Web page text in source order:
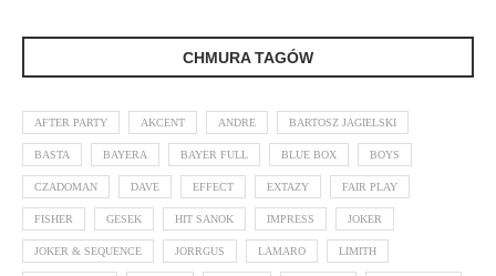
CHMURA TAGÓW
AFTER PARTY AKCENT ANDRE BARTOSZ JAGIELSKI
BASTA BAYERA BAYER FULL BLUE BOX BOYS
CZADOMAN DAVE EFFECT EXTAZY FAIR PLAY
FISHER GESEK HIT SANOK IMPRESS JOKER
JOKER & SEQUENCE JORRGUS LAMARO LIMITH